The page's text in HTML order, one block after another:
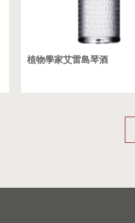
植物學家艾雷島琴酒